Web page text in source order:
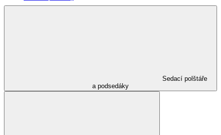
Sedací polštáře
a podsedáky